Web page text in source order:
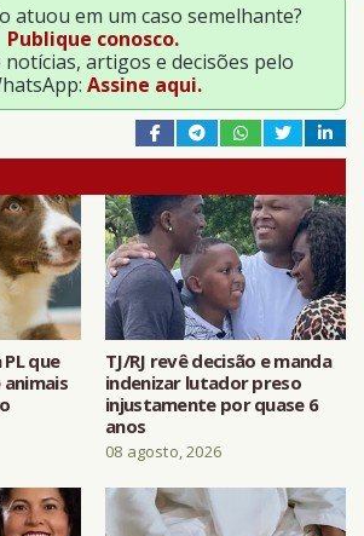
atuou em um caso semelhante?
Publique conosco.
artigos e decisões pelo
Assine aqui.
que
TJ/RJ revê decisão e manda
indenizar lutador preso
injustamente por quase 6
anos
08 agosto, 2026